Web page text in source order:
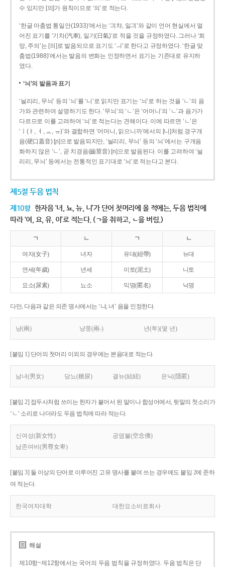
수 있지만 [의]가 원칙이므로 ‘의’로 적는다.
‘한글 마춤법 통일안(1933)’에서는 ‘긔챠, 일긔’와 같이 언어 현실에서 멀
어진 표기를 ‘기차(汽車), 일기(日氣)’로 적을 것을 규정하였다. 그러나 ‘희
망, 주의’는 [의]로 발음되므로 표기도 ‘ㅢ’로 한다고 규정하였다. ‘한글 맞
춤법(1988)’에서는 발음의 변화는 인정하면서 표기는 기존대로 유지하
였다.
‘늬’의 발음과 표기
‘늴리리, 무늬’ 등의 ‘늬’를 ‘니’로 읽지만 표기는 ‘늬’로 하는 것을 ‘ㄴ’의 음
가와 관련하여 설명하기도 한다. ‘무늬’의 ‘ㄴ’은 ‘어머니’의 ‘ㄴ’과 음가가
다르므로 이를 고려하여 ‘늬’로 적는다는 견해이다. 이에 따르면 ‘ㄴ’은
‘ㅣ(ㅑ, ㅕ, ㅛ, ㅠ)’와 결합하면 ‘어머니, 읽으니까’에서의 [니]처럼 경구개
음(硬口蓋音) [ɲ]으로 발음되지만, ‘늴리리, 무늬’ 등의 ‘늬’에서는 구개음
화하지 않은 ‘ㄴ’, 곧 치경음(齒莖音) [n]으로 발음된다. 이를 고려하여 ‘늴
리리, 무늬’ 등에서는 전통적인 표기대로 ‘늬’로 적는다고 본다.
제5절 두음 법칙
제10항 한자음 ‘녀, 뇨, 뉴, 니’가 단어 첫머리에 올 적에는, 두음 법칙에
따라 ‘여, 요, 유, 이’로 적는다. (ㄱ을 취하고, ㄴ을 버림.)
ㄱ ㄴ ㄱ ㄴ
여자(女子) 녀자 유대(紐帶) 뉴대
연세(年歲) 년세 이토(泥土) 니토
요소(尿素) 뇨소 익명(匿名) 닉명
다만, 다음과 같은 의존 명사에서는 ‘냐, 녀’ 음을 인정한다.
냥(兩) 냥쭝(兩-) 년(年)(몇 년)
[붙임 1] 단어의 첫머리 이외의 경우에는 본음대로 적는다.
남녀(男女) 당뇨(糖尿) 결뉴(結紐) 은닉(隱匿)
[붙임 2] 접두사처럼 쓰이는 한자가 붙어서 된 말이나 합성어에서, 뒷말의 첫소리가
‘ㄴ’ 소리로 나더라도 두음 법칙에 따라 적는다.
신여성(新女性)
공염불(空念佛)
남존여비(男尊女卑)
[붙임 3] 둘 이상의 단어로 이루어진 고유 명사를 붙여 쓰는 경우에도 붙임 2에 준하
여 적는다.
한국여자대학 대한요소비료회사
해설
제10항~제12항에서는 국어의 두음 법칙을 규정하였다. 두음 법칙은 단